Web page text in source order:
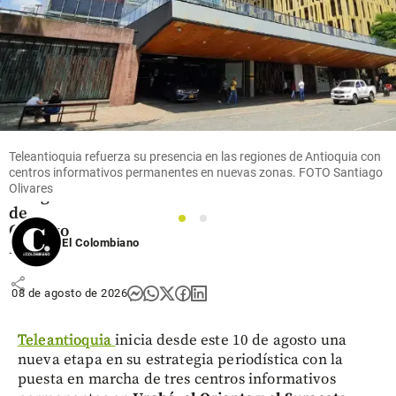
Columnistas
El
más
corrupto:
el legado
de
Gustavo
Petro
share
Teleantioquia refuerza su presencia en las regiones de Antioquia con
centros informativos permanentes en nuevas zonas. FOTO Santiago
Olivares
1
2
El Colombiano
08 de agosto de 2026
Teleantioquiainicia desde este 10 de agosto una
nueva etapa en su estrategia periodística con la
puesta en marcha de tres centros informativos